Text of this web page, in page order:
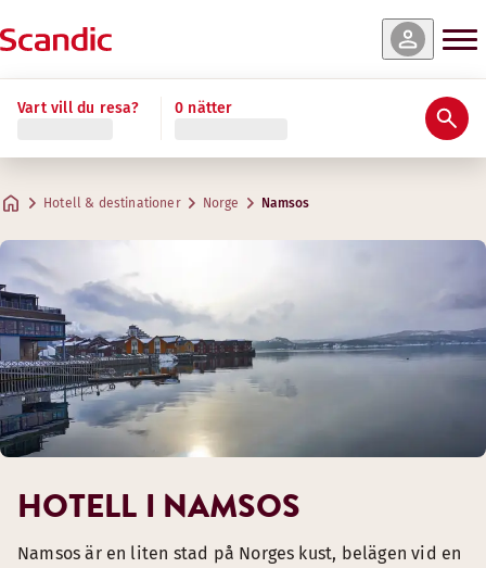
Vart vill du resa? 0 nätter
Hotell & destinationer Norge Namsos
HOTELL I NAMSOS
Namsos är en liten stad på Norges kust, belägen vid en